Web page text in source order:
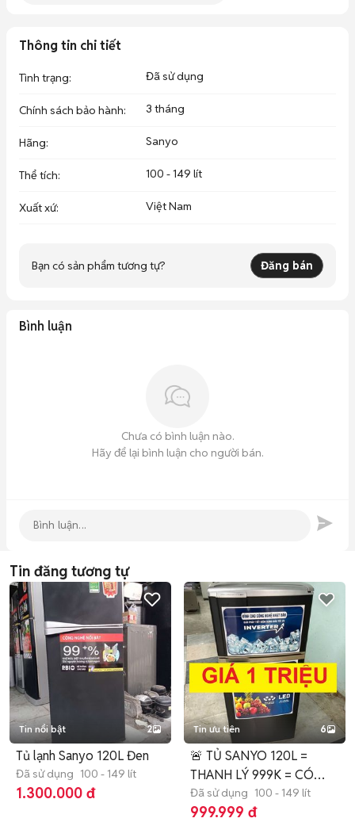
Thông tin chi tiết
Tình trạng: Đã sử dụng
Chính sách bảo hành: 3 tháng
Hãng: Sanyo
Thể tích: 100 - 149 lít
Xuất xứ: Việt Nam
Bạn có sản phẩm tương tự? Đăng bán
Bình luận
Chưa có bình luận nào.
Hãy để lại bình luận cho người bán.
Tin đăng tương tự
Tin nổi bật 2
Tủ lạnh Sanyo 120L Đen
Đã sử dụng 100 - 149 lít
1.300.000 đ
Tin ưu tiên 6
🚨 TỦ SANYO 120L =
THANH LÝ 999K = CÓ
BẢO HÀNH 🚨
Đã sử dụng 100 - 149 lít
999.999 đ